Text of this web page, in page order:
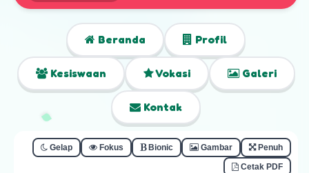
Beranda Profil
Kesiswaan Vokasi Galeri
Kontak
Gelap Fokus Bionic Gambar
Penuh
Cetak PDF